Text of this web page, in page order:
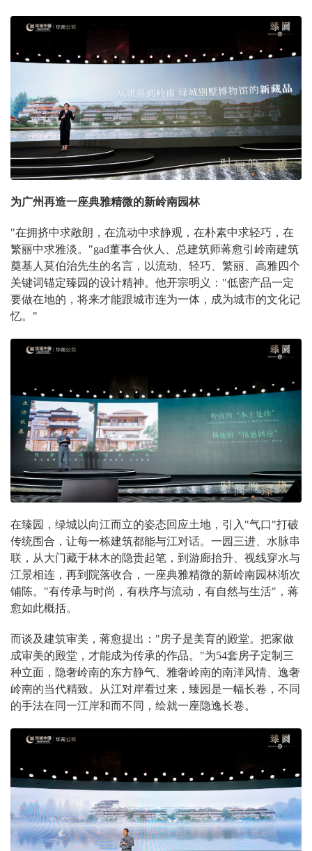
为广州再造一座典雅精微的新岭南园林
"在拥挤中求敞朗，在流动中求静观，在朴素中求轻巧，在
繁丽中求雅淡。"gad董事合伙人、总建筑师蒋愈引岭南建筑
奠基人莫伯治先生的名言，以流动、轻巧、繁丽、高雅四个
关键词锚定臻园的设计精神。他开宗明义："低密产品一定
要做在地的，将来才能跟城市连为一体，成为城市的文化记
忆。"
在臻园，绿城以向江而立的姿态回应土地，引入"气口"打破
传统围合，让每一栋建筑都能与江对话。一园三进、水脉串
联，从大门藏于林木的隐贵起笔，到游廊抬升、视线穿水与
江景相连，再到院落收合，一座典雅精微的新岭南园林渐次
铺陈。"有传承与时尚，有秩序与流动，有自然与生活"，蒋
愈如此概括。
而谈及建筑审美，蒋愈提出："房子是美育的殿堂。把家做
成审美的殿堂，才能成为传承的作品。"为54套房子定制三
种立面，隐奢岭南的东方静气、雅奢岭南的南洋风情、逸奢
岭南的当代精致。从江对岸看过来，臻园是一幅长卷，不同
的手法在同一江岸和而不同，绘就一座隐逸长卷。